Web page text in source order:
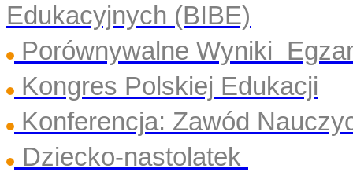
Edukacyjnych (BIBE)
Porównywalne Wyniki
Kongres Polskiej Edukacji
Konferencja: Zawód
Dziecko-nastolatek